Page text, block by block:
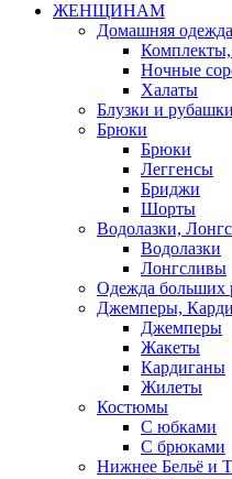
ЖЕНЩИНАМ
Домашняя одежда
Ночные
Халаты
Блузки и рубашки
Брюки
Брюки
Леггенсы
Бриджи
Шорты
Водолазки,
Водолазки
Лонгсливы
Одежда больших
Джемперы,
Джемперы
Жакеты
Кардиганы
Жилеты
Костюмы
С юбками
С брюками
Нижнее Бельё и